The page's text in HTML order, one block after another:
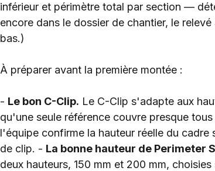
inférieur et périmètre total par section —
encore dans le dossier de chantier, le
bas.)
À préparer avant la première montée :
- Le bon C-Clip. Le C-Clip s'adapte aux
qu'une seule référence couvre presque
l'équipe confirme la hauteur réelle du
de clip. - La bonne hauteur de Perimeter
deux hauteurs, 150 mm et 200 mm,